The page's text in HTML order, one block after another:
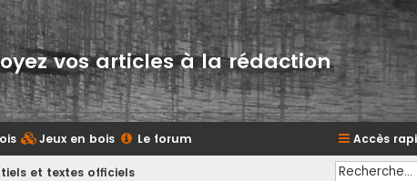
vos articles à la rédaction
Jeux en bois Le forum Accès
et textes officiels